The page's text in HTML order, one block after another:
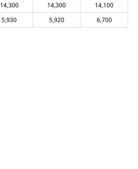
14,300 14,300
14,100
5,930 5,920 6,700